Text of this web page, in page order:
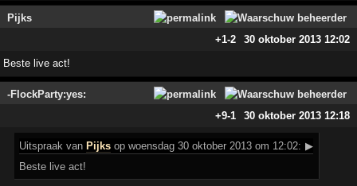
Pijks
+1-2 30 oktober 2013 12:02
Beste live act!
-FlockParty:yes:
+9-1 30 oktober 2013 12:18
Uitspraak vanPijks op woensdag 30 oktober 2013 om 12:02: ▶
Beste live act!